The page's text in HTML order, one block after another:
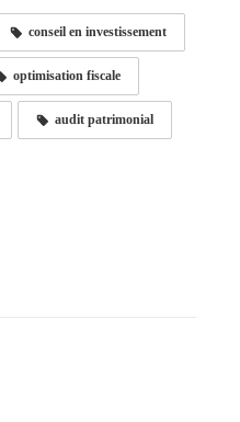
conseil en investissement
optimisation fiscale
audit patrimonial